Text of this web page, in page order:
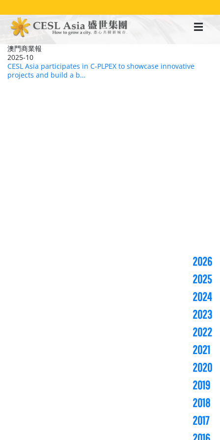
至
澳門商業報
2025-10
CESL Asia participates in C-PLPEX to showcase innovative
projects and build a b…
2026
2025
2024
2023
2022
2021
2020
2019
2018
2017